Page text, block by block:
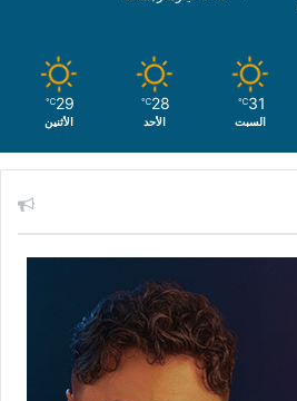
31
℃
السبت
28
℃
الأحد
29
℃
الأثنين